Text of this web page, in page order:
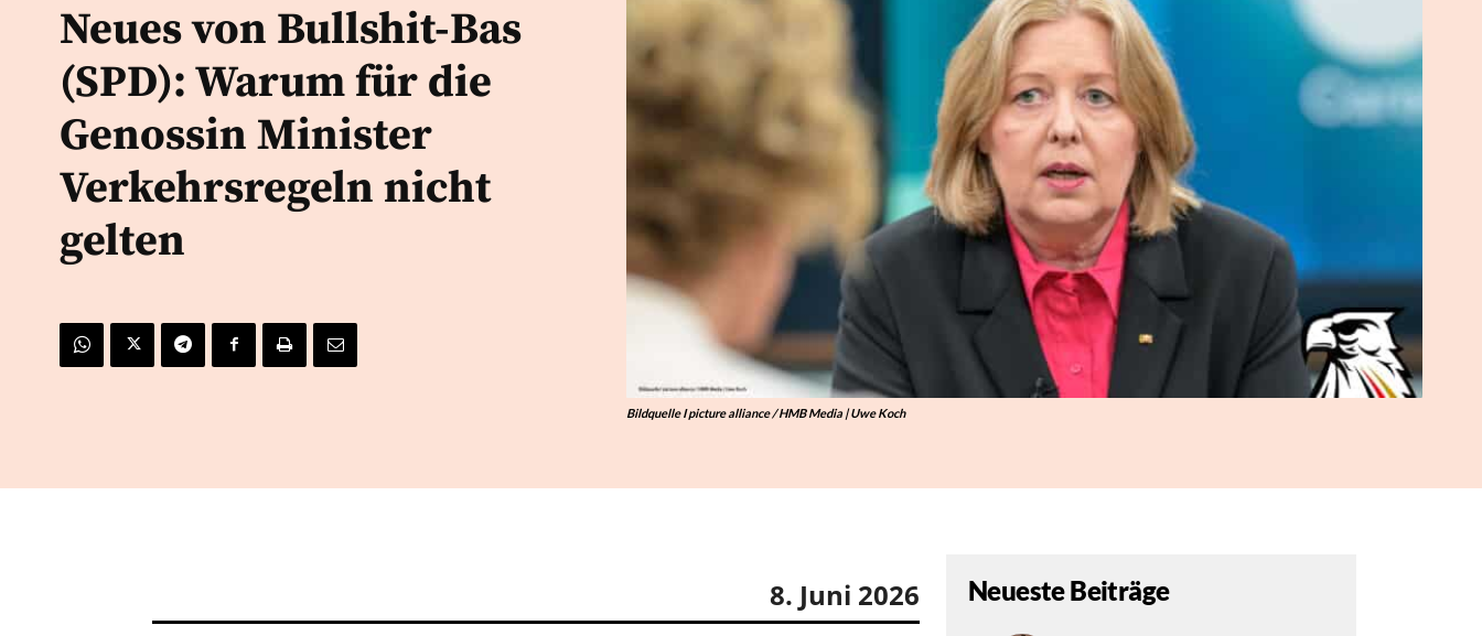
Kurier
Neues von Bullshit-Bas
(SPD): Warum für die
Genossin Minister
Verkehrsregeln nicht
gelten
Bildquelle I picture alliance / HMB Media | Uwe Koch
8. Juni 2026 Neueste Beiträge